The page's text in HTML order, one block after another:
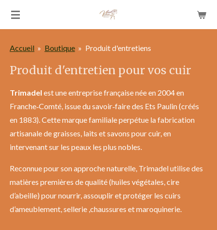
Passer
principal
Accueil » Boutique » Produit d'entretiens
Produit d'entretien pour vos cuir
Trimadel est une entreprise française née en 2004 en
Franche‑Comté, issue du savoir‑faire des Ets Paulin (créés
en 1883). Cette marque familiale perpétue la fabrication
artisanale de graisses, laits et savons pour cuir, en
intervenant sur les peaux les plus nobles.
Reconnue pour son approche naturelle, Trimadel utilise des
matières premières de qualité (huiles végétales, cire
d’abeille) pour nourrir, assouplir et protéger les cuirs
d’ameublement, sellerie ,chaussures et maroquinerie.